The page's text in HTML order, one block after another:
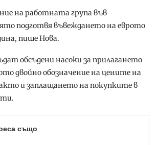
на работната група във
подготвя въвеждането на еврото
пише Нова.
обсъдени насоки за прилагането
двойно обозначение на цените на
и заплащането на покупките в
също